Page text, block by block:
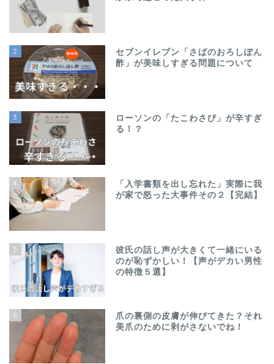
2
セブンイレブン「さばのおろしぽん
酢」が美味しすぎる問題について
3
ローソンの「たこわさび」が辛すぎ
る！？
4
「入学書類を出し忘れた」実際に我
が家で怒った大事件その２【完結】
5
彼氏の話し声が大きくて一緒にいる
のが恥ずかしい！【声がデカい男性
の特徴５選】
6
爪の裏側の皮膚が伸びてきた？それ
美爪のために剥がさないでね！